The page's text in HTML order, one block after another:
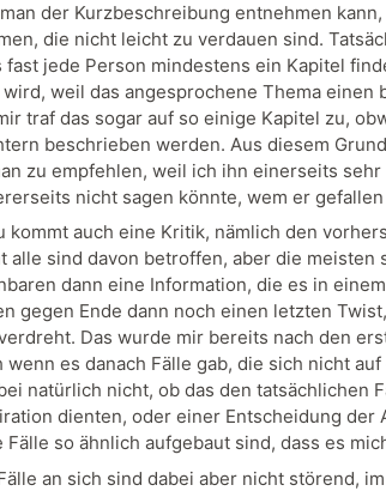
der Kurzbeschreibung entnehmen
die nicht leicht zu verdauen sind.
fast jede Person mindestens ein Kapitel
wird, weil das angesprochene Thema
traf das sogar auf so einige Kapitel zu,
beschrieben werden. Aus diesem
zu empfehlen, weil ich ihn einerseits
nicht sagen könnte, wem er
kommt auch eine Kritik, nämlich den
alle sind davon betroffen, aber die meisten
dann eine Information, die es in
gegen Ende dann noch einen letzten
Das wurde mir bereits nach den
wenn es danach Fälle gab, die sich nicht
natürlich nicht, ob das den tatsächlichen
dienten, oder einer Entscheidung der
Fälle so ähnlich aufgebaut sind, dass es
an sich sind dabei aber nicht störend,